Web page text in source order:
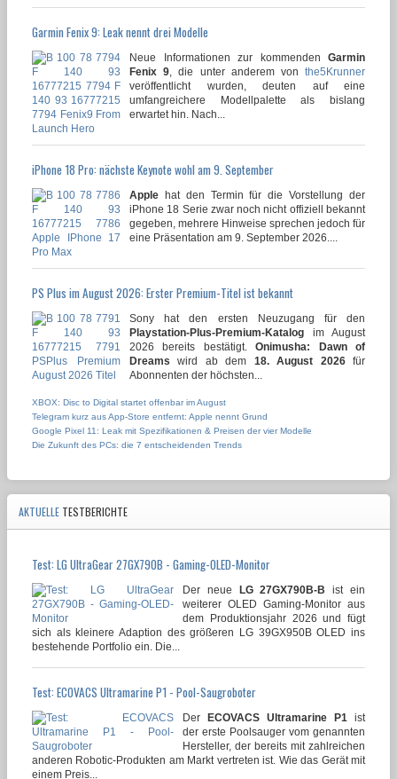
Garmin Fenix 9: Leak nennt drei Modelle
Neue Informationen zur kommenden Garmin
Fenix 9, die unter anderem vonthe5Krunner
veröffentlicht wurden, deuten auf eine
umfangreichere Modellpalette als bislang
erwartet hin. Nach...
iPhone 18 Pro: nächste Keynote wohl am 9. September
Apple hat den Termin für die Vorstellung der
iPhone 18 Serie zwar noch nicht offiziell bekannt
gegeben, mehrere Hinweise sprechen jedoch für
eine Präsentation am 9. September 2026....
PS Plus im August 2026: Erster Premium-Titel ist bekannt
Sony hat den ersten Neuzugang für den
Playstation-Plus-Premium-Katalog im August
2026 bereits bestätigt.Onimusha: Dawn of
Dreams wird ab dem 18. August 2026für
Abonnenten der höchsten...
XBOX: Disc to Digital startet offenbar im August
Telegram kurz aus App-Store entfernt: Apple nennt Grund
Google Pixel 11: Leak mit Spezifikationen & Preisen der vier Modelle
Die Zukunft des PCs: die 7 entscheidenden Trends
AKTUELLE TESTBERICHTE
Test: LG UltraGear 27GX790B - Gaming-OLED-Monitor
Der neue LG 27GX790B-B
ist ein
weiterer OLED Gaming-Monitor aus
dem Produktionsjahr 2026 und fügt
sich als kleinere Adaption des größeren LG 39GX950B OLED ins
bestehende Portfolio ein. Die...
Test: ECOVACS Ultramarine P1 - Pool-Saugroboter
Der ECOVACS Ultramarine P1 ist
der erste Poolsauger vom genannten
Hersteller, der bereits mit zahlreichen
anderen Robotic-Produkten am Markt vertreten ist. Wie das Gerät mit
einem Preis...